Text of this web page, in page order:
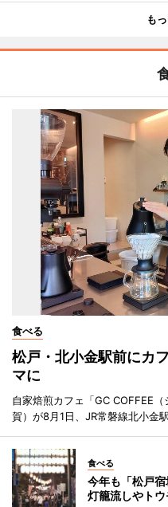
も
食べる
松戸・北小金駅前にカ
マに
自家焙煎カフェ「GC COFFEE
賀）が8月1日、JR常磐線北小金
食べる
今年も「松戸
灯籠流しやト